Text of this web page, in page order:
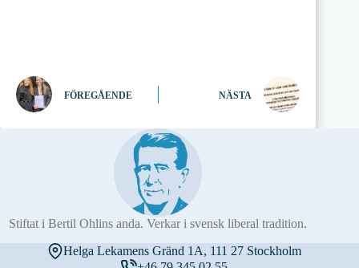
FÖREGÅENDE NÄSTA
Stiftat i Bertil Ohlins anda. Verkar i svensk liberal tradition.
Helga Lekamens Gränd 1A, 111 27 Stockholm